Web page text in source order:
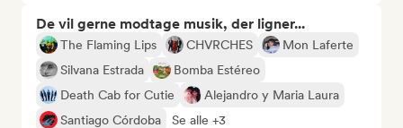
De vil gerne modtage musik, der ligner...
The Flaming Lips CHVRCHES
Mon Laferte
Silvana Estrada
Bomba Estéreo
Death Cab for Cutie
Alejandro y Maria Laura
Santiago Córdoba
Se alle +3